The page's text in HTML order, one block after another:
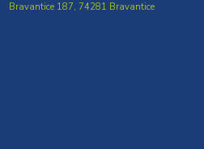
Bravantice 187, 74281 Bravantice